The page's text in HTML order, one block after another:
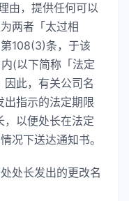
由，提供任何可以
两者「太过相
108(3)条，于该
(以下简称「法定
此，有关公司名
指示的法定期限
，以便处长在法定
况下送达通知书。
处长发出的更改名